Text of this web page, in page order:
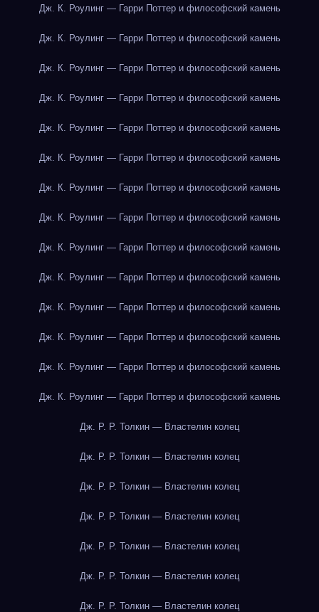
Дж. К. Роулинг — Гарри Поттер и философский камень
Дж. К. Роулинг — Гарри Поттер и философский камень
Дж. К. Роулинг — Гарри Поттер и философский камень
Дж. К. Роулинг — Гарри Поттер и философский камень
Дж. К. Роулинг — Гарри Поттер и философский камень
Дж. К. Роулинг — Гарри Поттер и философский камень
Дж. К. Роулинг — Гарри Поттер и философский камень
Дж. К. Роулинг — Гарри Поттер и философский камень
Дж. К. Роулинг — Гарри Поттер и философский камень
Дж. К. Роулинг — Гарри Поттер и философский камень
Дж. К. Роулинг — Гарри Поттер и философский камень
Дж. К. Роулинг — Гарри Поттер и философский камень
Дж. К. Роулинг — Гарри Поттер и философский камень
Дж. К. Роулинг — Гарри Поттер и философский камень
Дж. Р. Р. Толкин — Властелин колец
Дж. Р. Р. Толкин — Властелин колец
Дж. Р. Р. Толкин — Властелин колец
Дж. Р. Р. Толкин — Властелин колец
Дж. Р. Р. Толкин — Властелин колец
Дж. Р. Р. Толкин — Властелин колец
Дж. Р. Р. Толкин — Властелин колец